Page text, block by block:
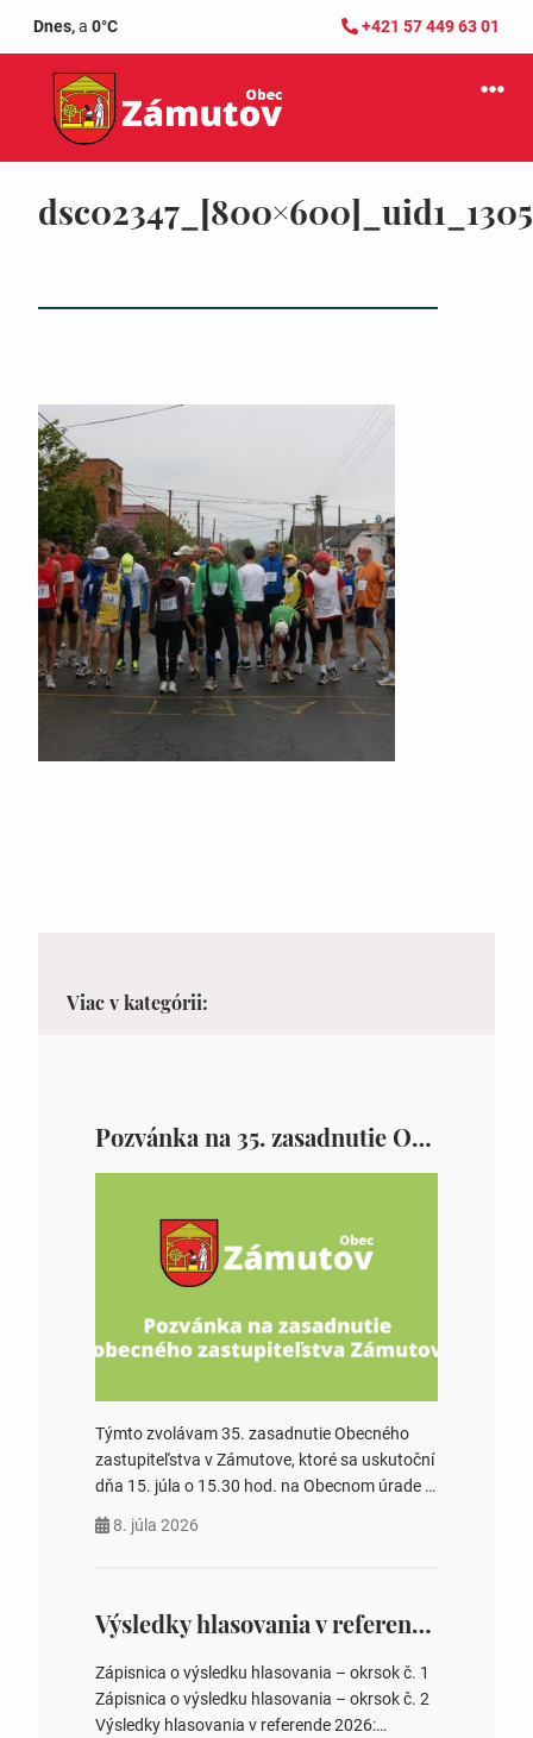
Dnes,a 0°C +421 57 449 63 01
Viac v kategórii:
Pozvánka na 35. zasadnutie OZ v Zámutove
Týmto zvolávam 35. zasadnutie Obecného
zastupiteľstva v Zámutove, ktoré sa uskutoční
dňa 15. júla o 15.30 hod. na Obecnom úrade v
rokovania 2. Schválenie návrhovej komisie a
zastupiteľstiev, počtu poslancov obecných
zastupiteľstiev v nich 4. Schválenie odpredaja
obecného pozemku –…
8. júla 2026
Výsledky hlasovania v referende 2026
Zápisnica o výsledku hlasovania – okrsok č. 1
Zápisnica o výsledku hlasovania – okrsok č. 2
Výsledky hlasovania v referende 2026: